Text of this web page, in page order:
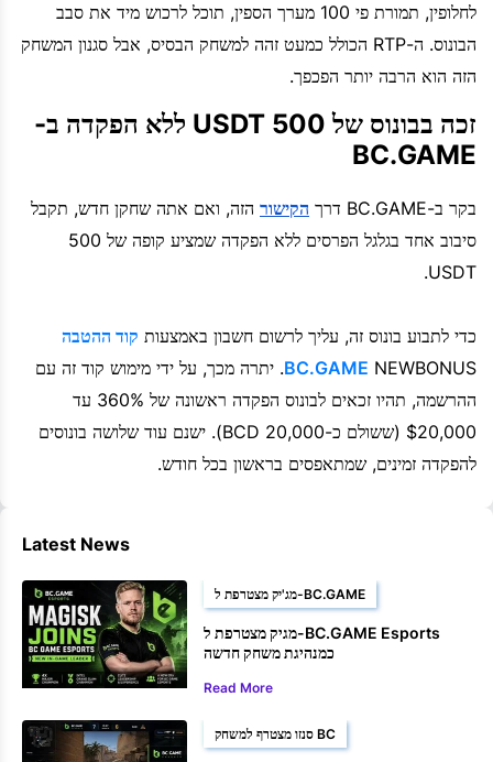
לחלופין, תמורת פי 100 מערך הספין, תוכל לרכוש מיד את סבב
הבונוס. ה-RTP הכולל כמעט זהה למשחק הבסיס, אבל סגנון המשחק
הזה הוא הרבה יותר הפכפך.
זכה בבונוס של 500 USDT ללא הפקדה ב-
BC.GAME
בקר ב-BC.GAME דרך הקישור הזה, ואם אתה שחקן חדש, תקבל
סיבוב אחד בגלגל הפרסים ללא הפקדה שמציע קופה של 500
USDT.
כדי לתבוע בונוס זה, עליך לרשום חשבון באמצעות קוד ההטבה
BC.GAMENEWBONUS. יתרה מכך, על ידי מימוש קוד זה עם
ההרשמה, תהיו זכאים לבונוס הפקדה ראשונה של 360% עד
$20,000 (ששולם כ-20,000 BCD). ישנם עוד שלושה בונוסים
להפקדה זמינים, שמתאפסים בראשון בכל חודש.
Latest News
מג'יק מצטרפת ל-BC.GAME
מגיק מצטרפת ל-BC.GAME Esports
כמנהיגת משחק חדשה
Read More
סנזו מצטרף למשחק BC